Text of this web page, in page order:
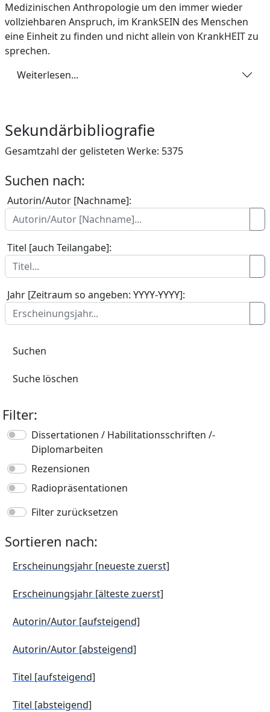
Medizinischen Anthropologie um den immer wieder
vollziehbaren Anspruch, im KrankSEIN des Menschen
eine Einheit zu finden und nicht allein von KrankHEIT zu
sprechen.
Weiterlesen...
Sekundärbibliografie
Gesamtzahl der gelisteten Werke: 5375
Suchen nach:
Autorin/Autor [Nachname]:
Titel [auch Teilangabe]:
Jahr [Zeitraum so angeben: YYYY-YYYY]:
Suchen
Suche löschen
Filter:
Dissertationen /­ Habilitations­schriften /­
Diplomarbeiten
Rezensionen
Radiopräsen­tationen
Filter zurücksetzen
Sortieren nach:
Erscheinungsjahr ­[neueste zuerst]
Erscheinungsjahr ­[älteste zuerst]
Autorin/Autor ­[aufsteigend]
Autorin/Autor ­[absteigend]
Titel ­[aufsteigend]
Titel ­[absteigend]